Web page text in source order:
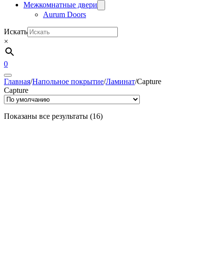
Межкомнатные двери
Aurum Doors
Искать
×
0
Главная/Напольное покрытие/Ламинат/Capture
Capture
Показаны все результаты (16)